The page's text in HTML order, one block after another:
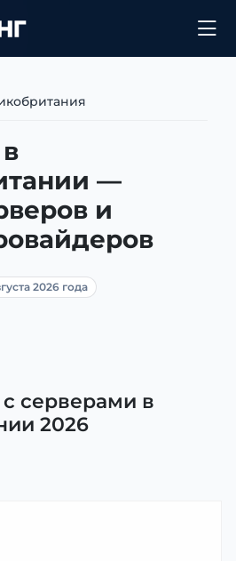
—
и
2026 года
серверами в
2026